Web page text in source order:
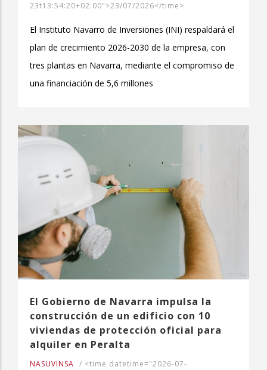
23t13:54:20+02:00">23/07/2026</time>
El Instituto Navarro de Inversiones (INI) respaldará el
plan de crecimiento 2026-2030 de la empresa, con
tres plantas en Navarra, mediante el compromiso de
una financiación de 5,6 millones
El Gobierno de Navarra impulsa la
construcción de un edificio con 10
viviendas de protección oficial para
alquiler en Peralta
NASUVINSA / <time datetime="2026-07-